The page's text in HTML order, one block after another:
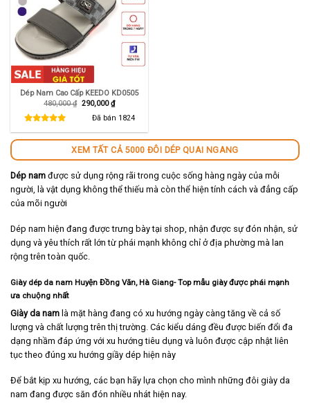
Dép Nam Cao Cấp KEEDO KD0505
480,000₫ Giá
480,000 ₫.
290,000₫Giá
hiện
tại
là:
Đã bán 1824
XEM TẤT CẢ 5000 ĐÔI DÉP QUAI NGANG
Dép nam được sử dụng rộng rãi trong cuộc sống hàng ngày của mỗi
người, là vật dụng không thể thiếu mà còn thể hiện tính cách và đẳng cấp
của mõi người
Dép nam hiện đang được trưng bày tại shop, nhận được sự đón nhận, sử
dụng và yêu thích rất lớn từ phái mạnh không chỉ ở địa phường mà lan
rộng trên toàn quốc.
Giày dép da nam Huyện Đồng Văn, Hà Giang- Top mẫu giày được phái mạnh
ưa chuộng nhất
Giày da nam là mặt hàng đang có xu hướng ngày càng tăng về cả số
lượng và chất lượng trên thị trường. Các kiểu dáng đều được biến đổi đa
dạng nhầm đáp ứng với xu hướng tiêu dụng và luôn được cập nhật liên
tục theo đúng xu hướng giầy dép hiện này
Để bắt kịp xu hướng, các bạn hãy lựa chọn cho mình những đôi giày da
nam đang được săn đón nhiều nhát hiện nay.